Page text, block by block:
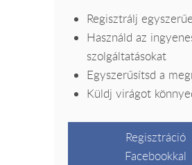
Regisztrálj
Használd az
szolgáltatásokat
Egyszerűsítsd a
Küldj virágot
Regisztráció
Facebookkal